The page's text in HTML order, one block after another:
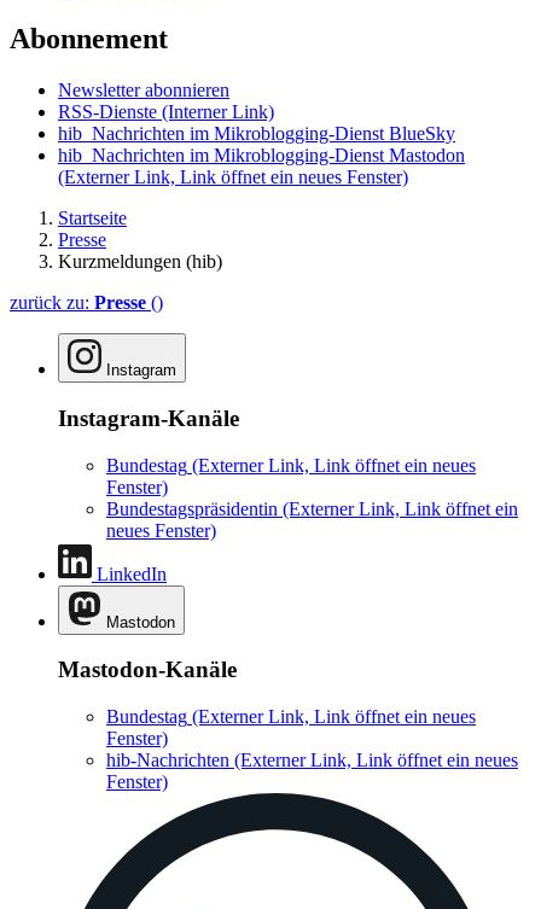
Abonnement
Newsletter abonnieren
RSS-Dienste (Interner Link)
hib_Nachrichten im Mikroblogging-Dienst BlueSky
hib_Nachrichten im Mikroblogging-Dienst Mastodon
(Externer Link, Link öffnet ein neues Fenster)
Startseite
Presse
Kurzmeldungen (hib)
zurück zu: Presse ()
Instagram
Instagram-Kanäle
Bundestag (Externer Link, Link öffnet ein neues
Fenster)
Bundestagspräsidentin (Externer Link, Link öffnet ein
neues Fenster)
LinkedIn
Mastodon
Mastodon-Kanäle
Bundestag (Externer Link, Link öffnet ein neues
Fenster)
hib-Nachrichten (Externer Link, Link öffnet ein neues
Fenster)